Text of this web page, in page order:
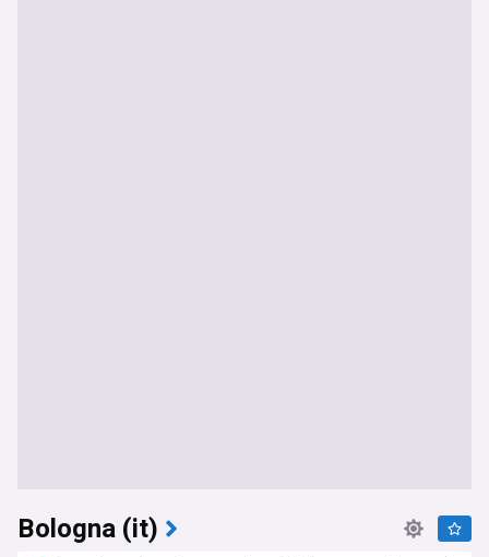
Bologna (it)